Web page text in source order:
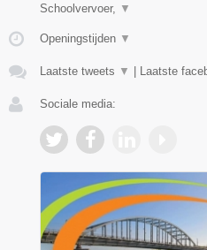
Schoolvervoer, ▼
Openingstijden ▼
Laatste tweets ▼ Laatste
Sociale media: